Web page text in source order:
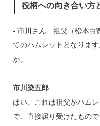
役柄への向き合い方
‐ 市川さん、祖父（松本
てのハムレットとなりま
か。
市川染五郎
はい、これは祖父がハム
で、直接譲り受けたもの